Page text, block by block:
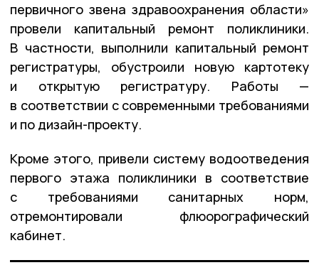
первичного звена здравоохранения области»
провели капитальный ремонт поликлиники.
В частности, выполнили капитальный ремонт
регистратуры, обустроили новую картотеку
и открытую регистратуру. Работы —
в соответствии с современными требованиями
и по дизайн-проекту.
Кроме этого, привели систему водоотведения
первого этажа поликлиники в соответствие
с требованиями санитарных норм,
отремонтировали флюорографический
кабинет.